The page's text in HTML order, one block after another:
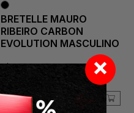
BRETELLE MAURO
RIBEIRO CARBON
EVOLUTION MASCULINO
R$ 479,00
COMPRAR
×